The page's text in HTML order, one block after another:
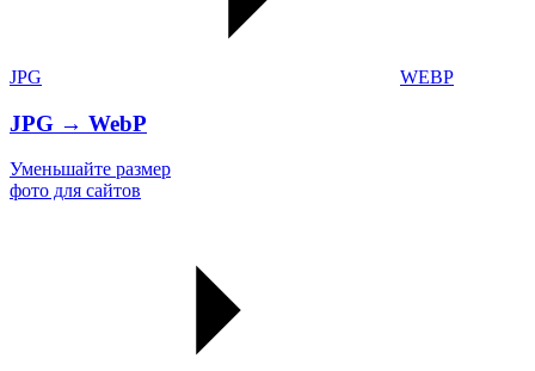
JPG WEBP
JPG → WebP
Уменьшайте размер
фото для сайтов